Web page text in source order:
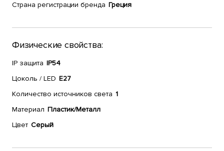
Страна регистрации бренда Греция
Физические свойства:
IP защита IP54
Цоколь / LED E27
Количество источников света 1
Материал Пластик/Металл
Цвет Серый